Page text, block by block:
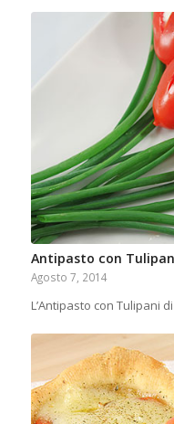
Antipasto con
Agosto 7, 2014
L’Antipasto con Tulipani